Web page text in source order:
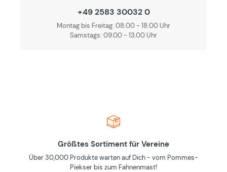
+49 2583 30032 0
Montag bis Freitag: 08:00 - 18:00 Uhr
Samstags: 09.00 - 13.00 Uhr
Größtes Sortiment für Vereine
Über 30,000 Produkte warten auf Dich - vom Pommes-
Piekser bis zum Fahnenmast!